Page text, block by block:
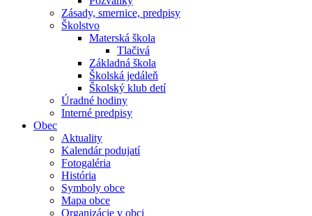
Zásady, smernice, predpisy
Školstvo
Materská škola
Tlačivá
Základná škola
Školská jedáleň
Školský klub detí
Úradné hodiny
Interné predpisy
Obec
Aktuality
Kalendár podujatí
Fotogaléria
História
Symboly obce
Mapa obce
Organizácie v obci